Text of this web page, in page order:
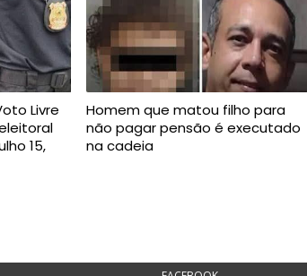
Livre
15,
Homem que matou filho para
não pagar pensão é executado
na cadeia